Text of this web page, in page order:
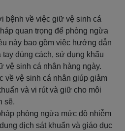
bệnh về việc giữ vệ sinh cá
quan trọng để phòng ngừa
này bao gồm việc hướng dẫn
đúng cách, sử dụng khẩu
vệ sinh cá nhân hàng ngày.
về vệ sinh cá nhân giúp giảm
và vi rút và giữ cho môi
sẽ.
phòng ngừa mức độ nhiễm
dịch sát khuẩn và giáo dục